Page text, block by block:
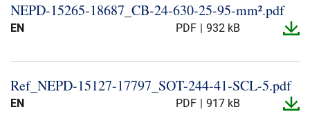
NEPD-​15265-​18687_​CB-​24-​630-​25-​95-​mm².​pdf
EN PDF 932 kB
Ref_​NEPD-​15127-​17797_​SOT-​244-​41-​SCL-​5.​pdf
EN PDF 917 kB